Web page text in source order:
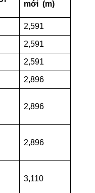
mới (m)
2,591
2,591
2,591
2,896
2,896
2,896
3,110